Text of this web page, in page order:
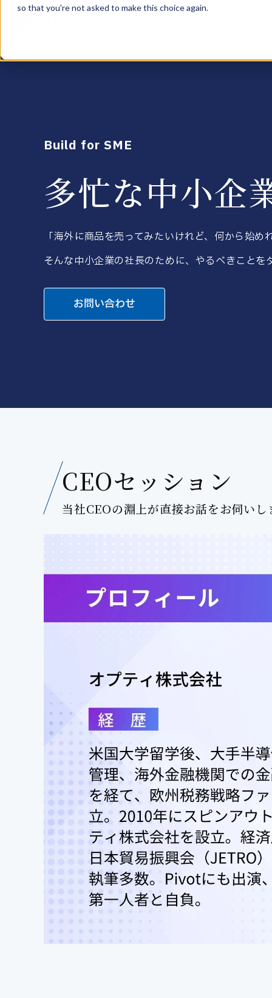
so that you're not asked to make this choice again.
Build for SME
多忙な中小企
「海外に商品を売ってみたいけれど、何から始
そんな中小企業の社長のために、やるべきことを
お問い合わせ
CEOセッション
当社CEOの淵上が直接お話をお伺いし